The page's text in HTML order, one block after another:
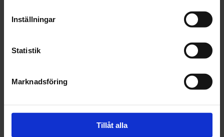
Inställningar
Statistik
Marknadsföring
Tillåt alla
oktober (3)
augusti (3)
maj (3)